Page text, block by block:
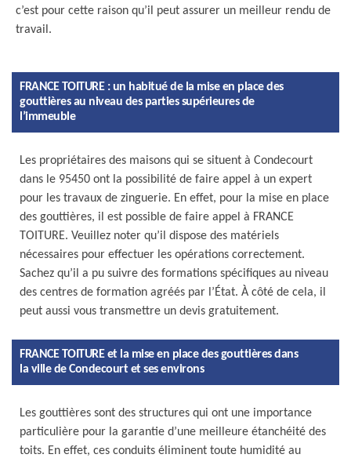
c’est pour cette raison qu’il peut assurer un meilleur rendu de
travail.
FRANCE TOITURE : un habitué de la mise en place des
gouttières au niveau des parties supérieures de
l’immeuble
Les propriétaires des maisons qui se situent à Condecourt
dans le 95450 ont la possibilité de faire appel à un expert
pour les travaux de zinguerie. En effet, pour la mise en place
des gouttières, il est possible de faire appel à FRANCE
TOITURE. Veuillez noter qu’il dispose des matériels
nécessaires pour effectuer les opérations correctement.
Sachez qu’il a pu suivre des formations spécifiques au niveau
des centres de formation agréés par l’État. À côté de cela, il
peut aussi vous transmettre un devis gratuitement.
FRANCE TOITURE et la mise en place des gouttières dans
la ville de Condecourt et ses environs
Les gouttières sont des structures qui ont une importance
particulière pour la garantie d’une meilleure étanchéité des
toits. En effet, ces conduits éliminent toute humidité au